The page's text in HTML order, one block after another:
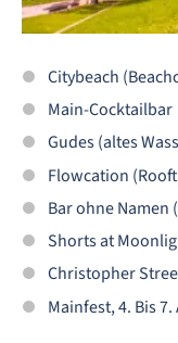
Citybeach
Main-Cocktailbar
Gudes (altes
Flowcation
Bar ohne Namen
Shorts at
Christopher
Mainfest, 4. Bis